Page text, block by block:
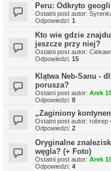
Peru: Odkryto
Ostatni post autor:
Odpowiedzi: 1
Kto wie gdzie
jeszcze przy niej?
Ostatni post autor:
Odpowiedzi: 15
Klątwa Neb-Sanu -
porusza?
Ostatni post autor: Arek
Odpowiedzi: 8
„Zaginiony
Ostatni post autor: robrep
Odpowiedzi: 2
Oryginalne
węgla? (+ Foto)
Ostatni post autor: Arek
Odpowiedzi: 4